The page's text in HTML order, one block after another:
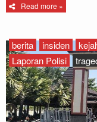
Read more »
berita insiden
Laporan Polisi